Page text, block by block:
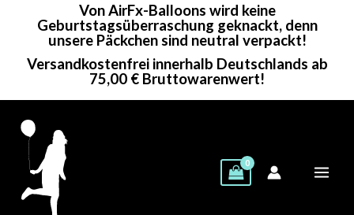
Von AirFx-Balloons wird keine
Geburtstagsüberraschung geknackt, denn
unsere Päckchen sind neutral verpackt!
Versandkostenfrei innerhalb Deutschlands ab
75,00 € Bruttowarenwert!